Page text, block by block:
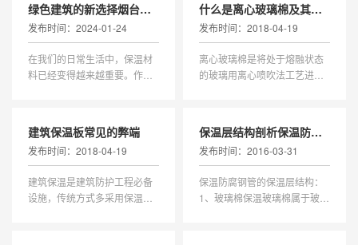
绿色建筑的新选择烟台保温材料
发布时间：2024-01-24
在我们的日常生活中，保温材
料已经变得越来越重要。作为
在烟台，这个保温材料产业的
重要基地，这种绿色建筑材料
的应用正在逐渐普及。 烟台的
保温材料产业拥有悠久的历史
和丰富的
什么是离心玻璃棉及其特点？
发布时间：2018-04-19
离心玻璃棉是将处于熔融状态
的玻璃用离心喷吹法工艺进行
的系列产品。离心玻璃棉内部
纤维蓬松交错，存在大量微小
的孔隙，是典型的多孔性吸声
材料，具有良好的吸声特性。
离心玻璃棉可以制
建筑保温板常见的弊端
发布时间：2018-04-19
建筑保温是建筑防护工程必备
设施，传统方式多采用保温板
保温层结构剖析保温防腐钢管
发布时间：2016-03-31
保温防腐钢管的保温层结构：
1、玻璃棉保温玻璃棉属于玻璃